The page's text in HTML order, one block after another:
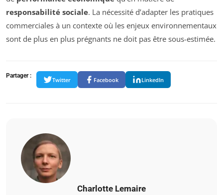
responsabilité sociale. La nécessité d’adapter les pratiques
commerciales à un contexte où les enjeux environnementaux
sont de plus en plus prégnants ne doit pas être sous-estimée.
Partager :
Twitter Facebook LinkedIn
Charlotte Lemaire